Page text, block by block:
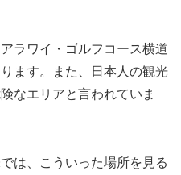
ラワイ・ゴルフコース横道
ます。また、日本人の観光
なエリアと言われていま
は、こういった場所を見る